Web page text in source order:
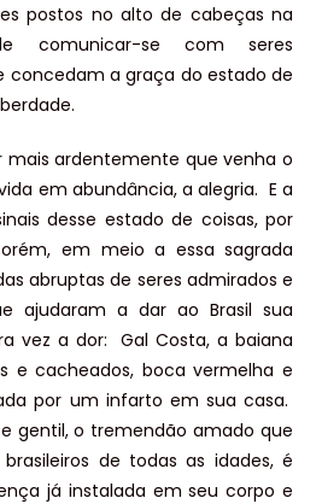
postos no alto de cabeças na
comunicar-se com seres
concedam a graça do estado de
mais ardentemente que venha o
em abundância, a alegria. E a
desse estado de coisas, por
em meio a essa sagrada
abruptas de seres admirados e
ajudaram a dar ao Brasil sua
vez a dor: Gal Costa, a baiana
e cacheados, boca vermelha e
por um infarto em sua casa.
gentil, o tremendão amado que
de todas as idades, é
já instalada em seu corpo e